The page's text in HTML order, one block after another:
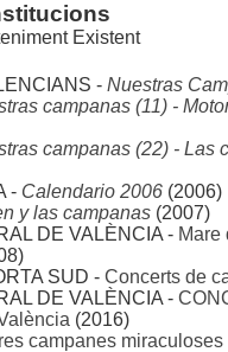
Existent
- Nuestras
campanas (11) -
campanas (22) - Las
- Calendario 2006 (2006)
y las campanas (2007)
DE VALÈNCIA - Mare
SUD - Concerts de
DE VALÈNCIA -
(2016)
campanes miraculoses